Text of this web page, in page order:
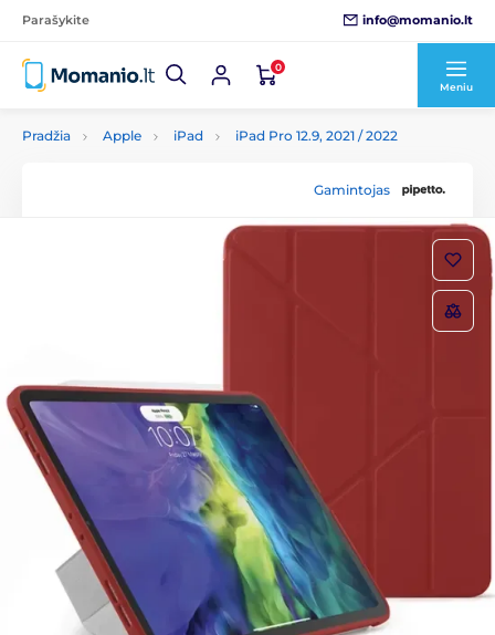
Parašykite info@momanio.lt
0
Meniu
Pradžia Apple iPad iPad Pro 12.9, 2021 / 2022
Gamintojas